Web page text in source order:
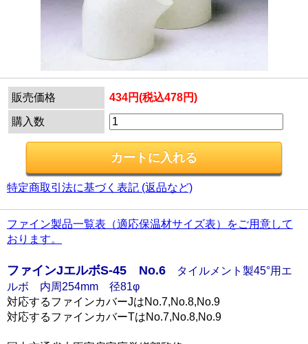
販売価格 434円(税込478円)
購入数
特定商取引法に基づく表記 (返品など)
ファイン製品一覧表（適応保温材サイズ表）をご用意して
おります。
ファインJエルボS-45 No.6 タイルメント製45°用エ
ルボ 内周254mm 径81φ
対応するファインカバーJはNo.7,No.8,No.9
対応するファインカバーTはNo.7,No.8,No.9